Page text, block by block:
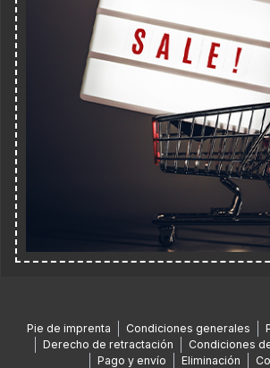
Pie de imprenta Condiciones generales
Derecho de retractación
Condiciones
Pago y envío
Eliminación